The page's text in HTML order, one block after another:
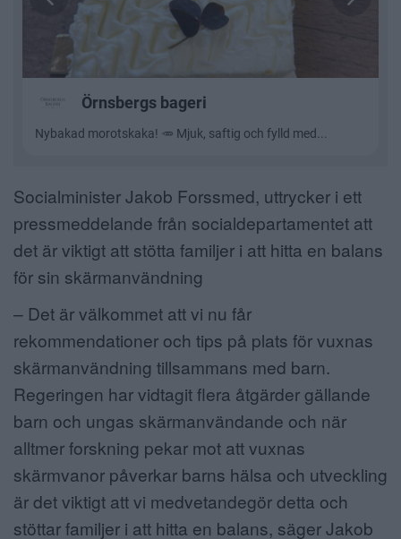
Socialminister Jakob Forssmed, uttrycker i ett
pressmeddelande från socialdepartamentet att
det är viktigt att stötta familjer i att hitta en balans
för sin skärmanvändning
– Det är välkommet att vi nu får
rekommendationer och tips på plats för vuxnas
skärmanvändning tillsammans med barn.
Regeringen har vidtagit flera åtgärder gällande
barn och ungas skärmanvändande och när
alltmer forskning pekar mot att vuxnas
skärmvanor påverkar barns hälsa och utveckling
är det viktigt att vi medvetandegör detta och
stöttar familjer i att hitta en balans, säger Jakob